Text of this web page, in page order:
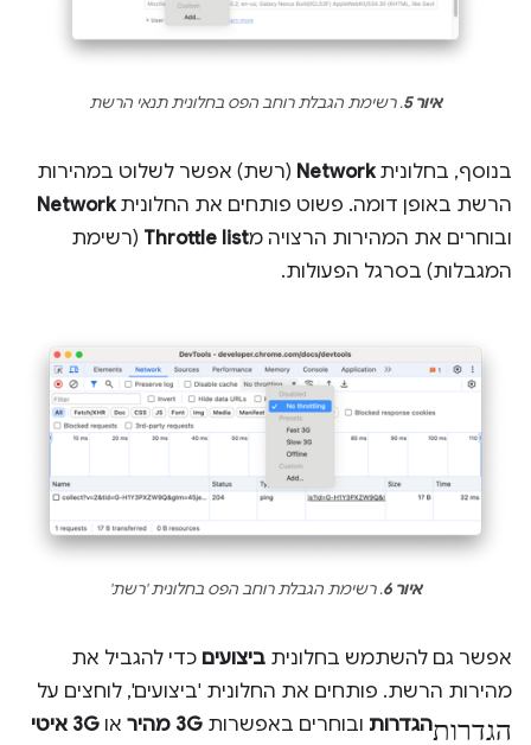
איור 5 . רשימת הגבלת רוחב הפס בחלונית תנאי הרשת
בנוסף, בחלוניתNetwork (רשת) אפשר לשלוט במהירות
הרשת באופן דומה. פשוט פותחים את החלוניתNetwork
ובוחרים את המהירות הרצויה מThrottle list (רשימת
המגבלות) בסרגל הפעולות.
איור 6 . רשימת הגבלת רוחב הפס בחלונית 'רשת'
אפשר גם להשתמש בחלונית ביצועים כדי להגביל את
מהירות הרשת. פותחים את החלונית 'ביצועים', לוחצים על
הגדרותהגדרות ובוחרים באפשרות 3G מהיר או 3G איטי